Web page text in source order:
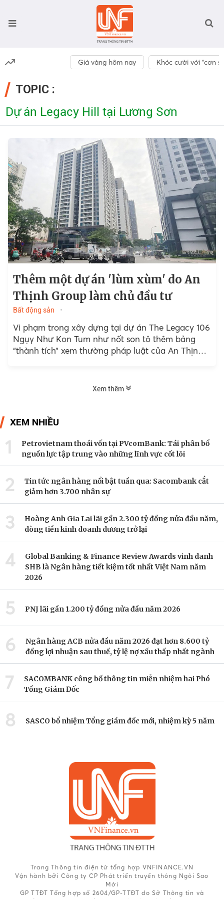
Giá vàng hôm nay Khóc cười với “cơn
TOPIC :
Dự án Legacy Hill tại Lương Sơn
Thêm một dự án 'lùm xùm' do An
Thịnh Group làm chủ đầu tư
Bất động sản
Vi phạm trong xây dựng tại dự án The Legacy 106
Ngụy Như Kon Tum như nốt son tô thêm bảng
“thành tích” xem thường pháp luật của An Thịnh
Xem thêm
XEM NHIỀU
1
Petrovietnam thoái vốn tại PVcomBank: Tái phân bổ
nguồn lực tập trung vào những lĩnh vực cốt lõi
2
Tin tức ngân hàng nổi bật tuần qua: Sacombank cắt
giảm hơn 3.700 nhân sự
3
Hoàng Anh Gia Lai lãi gần 2.300 tỷ đồng nửa đầu năm,
dòng tiền kinh doanh dương trở lại
4
Global Banking & Finance Review Awards vinh danh
SHB là Ngân hàng tiết kiệm tốt nhất Việt Nam năm
2026
5 PNJ lãi gần 1.200 tỷ đồng nửa đầu năm 2026
6
Ngân hàng ACB nửa đầu năm 2026 đạt hơn 8.600 tỷ
đồng lợi nhuận sau thuế, tỷ lệ nợ xấu thấp nhất ngành
7
SACOMBANK công bố thông tin miễn nhiệm hai Phó
Tổng Giám Đốc
8 SASCO bổ nhiệm Tổng giám đốc mới, nhiệm kỳ 5 năm
Trang Thông tin điện tử tổng hợp VNFINANCE.VN
Vận hành bởi Công ty CP Phát triển truyền thông Ngôi Sao
Mới
GP TTĐT Tổng hợp số 2604/GP-TTĐT do Sở Thông tin và